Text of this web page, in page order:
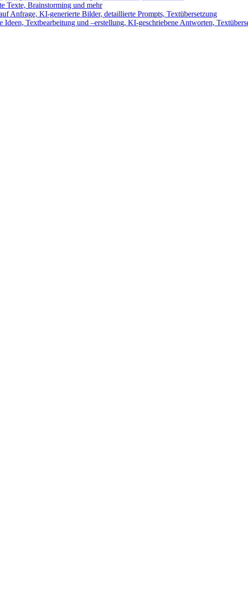
Texte, Brainstorming und mehr
Anfrage, KI-generierte Bilder, detaillierte Prompts, Textübersetzung
Ideen, Textbearbeitung und –erstellung, KI-geschriebene Antworten,